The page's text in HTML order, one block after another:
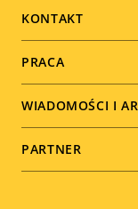
menu
KONTAKT
PRACA
WIADOMOŚCI I
PARTNER